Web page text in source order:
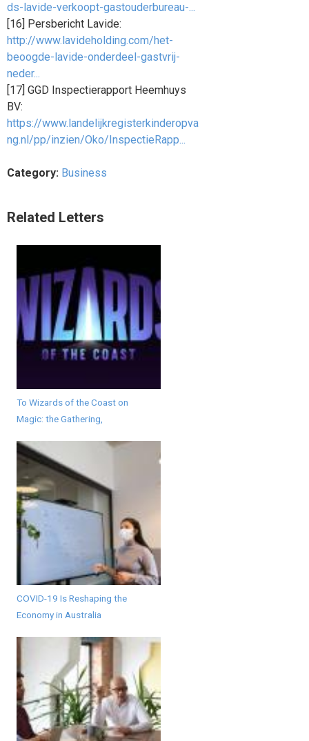
ds-lavide-verkoopt-gastouderbureau-...
[16] Persbericht Lavide:
http://www.lavideholding.com/het-
beoogde-lavide-onderdeel-gastvrij-
neder...
[17] GGD Inspectierapport Heemhuys
BV:
https://www.landelijkregisterkinderopva
ng.nl/pp/inzien/Oko/InspectieRapp...
Category: Business
Related Letters
To Wizards of the Coast on
Magic: the Gathering,
COVID-19 Is Reshaping the
Economy in Australia